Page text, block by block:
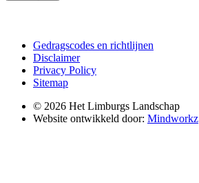
Gedragscodes en richtlijnen
Disclaimer
Privacy Policy
Sitemap
© 2026 Het Limburgs Landschap
Website ontwikkeld door: Mindworkz